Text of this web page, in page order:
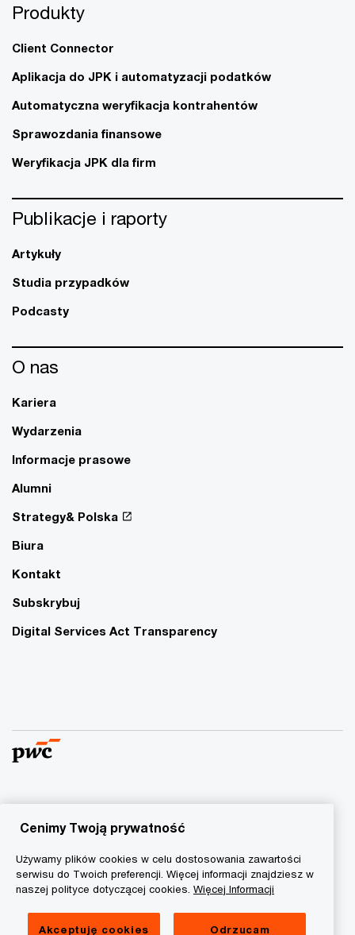
Produkty
Client Connector
Aplikacja do JPK i automatyzacji podatków
Automatyczna weryfikacja kontrahentów
Sprawozdania finansowe
Weryfikacja JPK dla firm
Publikacje i raporty
Artykuły
Studia przypadków
Podcasty
O nas
Kariera
Wydarzenia
Informacje prasowe
Alumni
Strategy& Polska
Biura
Kontakt
Subskrybuj
Digital Services Act Transparency
© 2015 - 2026 PwC. Wszelkie prawa zastrzeżone. Nazwa
PwC odnosi się do firm wchodzących w skład sieci PwC, z
informacji na stroniewww.pwc.com/structure.
Informacja o ciasteczkach
Cenimy Twoją prywatność
Używamy plików cookies w celu dostosowania zawartości
serwisu do Twoich preferencji. Więcej informacji znajdziesz w
naszej polityce dotyczącej cookies. Więcej Informacji
Akceptuję cookies Odrzucam